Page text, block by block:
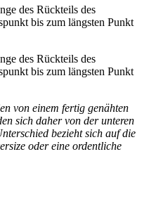
des Rückteils des
bis zum längsten Punkt
des Rückteils des
bis zum längsten Punkt
von einem fertig genähten
sich daher von der unteren
bezieht sich auf die
oder eine ordentliche